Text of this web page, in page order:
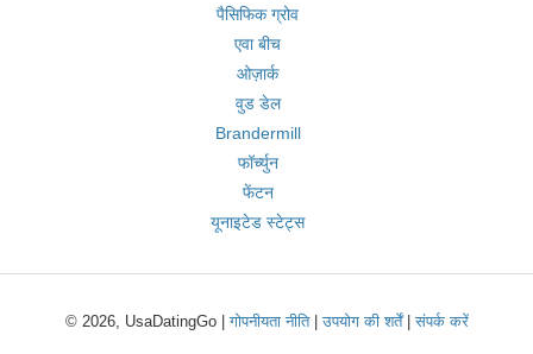
पैसिफिक ग्रोव
एवा बीच
ओज़ार्क
वुड डेल
Brandermill
फॉर्च्युन
फेंटन
यूनाइटेड स्टेट्स
© 2026, UsaDatingGo |गोपनीयता नीति|उपयोग की शर्तें|संपर्क करें